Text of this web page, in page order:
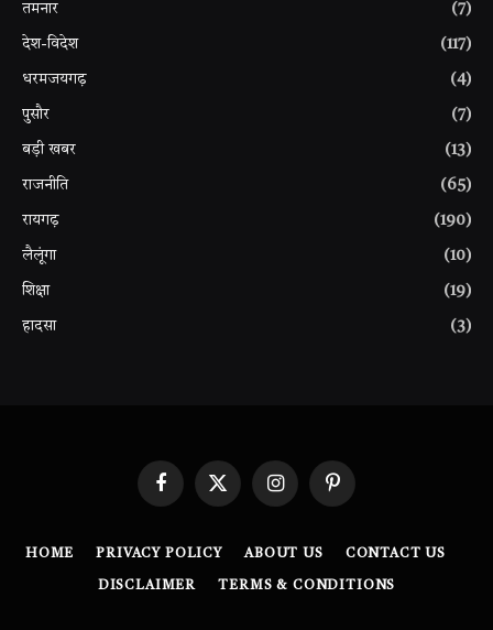
तमनार (7)
देश-विदेश (117)
धरमजयगढ़ (4)
पुसौर (7)
बड़ी खबर (13)
राजनीति (65)
रायगढ़ (190)
लैलूंगा (10)
शिक्षा (19)
हादसा (3)
FacebookX
InstagramPinterest
HOME PRIVACY POLICY ABOUT US CONTACT US
DISCLAIMER TERMS & CONDITIONS